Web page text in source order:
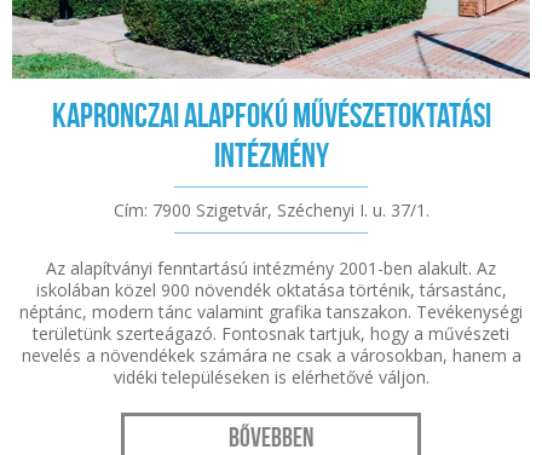
Kapronczai Alapfokú Művészetoktatási
Intézmény
Cím: 7900 Szigetvár, Széchenyi I. u. 37/1.
Az alapítványi fenntartású intézmény 2001-ben alakult. Az
iskolában közel 900 növendék oktatása történik, társastánc,
néptánc, modern tánc valamint grafika tanszakon. Tevékenységi
területünk szerteágazó. Fontosnak tartjuk, hogy a művészeti
nevelés a növendékek számára ne csak a városokban, hanem a
vidéki településeken is elérhetővé váljon.
Bővebben